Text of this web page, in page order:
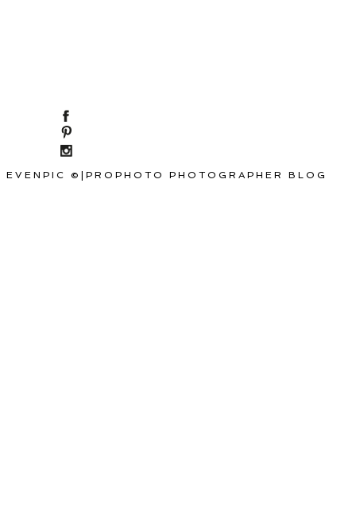
EVENPIC © PROPHOTO PHOTOGRAPHER BLOG